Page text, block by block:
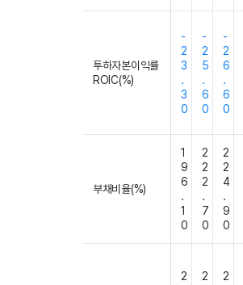
투하자본이익률
ROIC(%)
-
2
3
.
3
0
-
2
5
.
6
0
-
2
6
.
6
0
부채비율(%)
1
9
6
.
1
0
2
2
2
.
7
0
2
2
4
.
9
0
2
2
2